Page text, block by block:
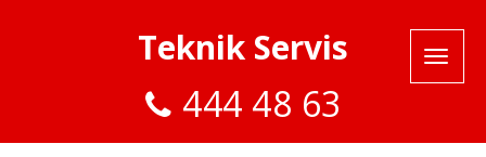
Teknik Servis
444 48 63